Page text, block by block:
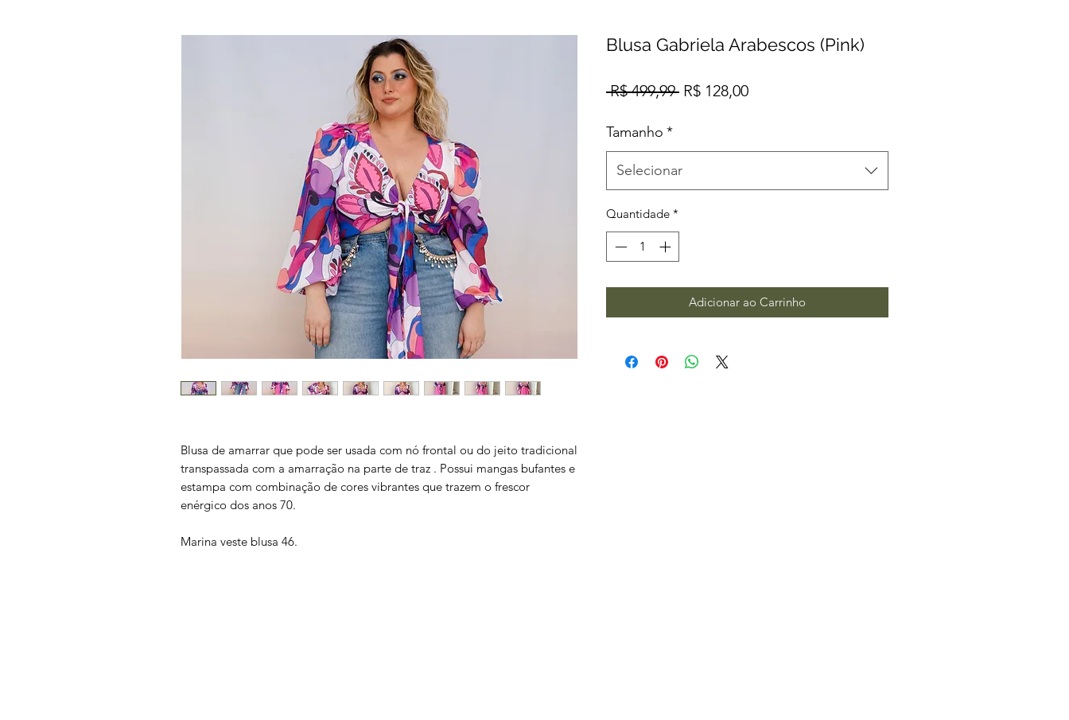
Blusa de amarrar que pode ser usada com nó frontal ou do jeito tradicional
transpassada com a amarração na parte de traz . Possui mangas bufantes e
estampa com combinação de cores vibrantes que trazem o frescor
enérgico dos anos 70.
Marina veste blusa 46.
Blusa Gabriela Arabescos (Pink)
R$ 499,99 Preço
R$ 128,00Preço
Tamanho *
Selecionar
Quantidade *
Adicionar ao Carrinho